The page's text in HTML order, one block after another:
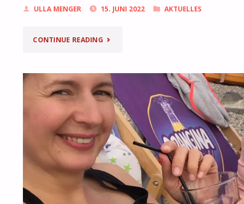
ULLA MENGER 15. JUNI 2022 AKTUELLES
CONTINUE READING "STADTFÜHRUNG
BAD
GODESBERG"